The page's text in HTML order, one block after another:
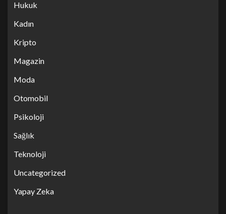
Hukuk
Kadın
Kripto
Magazin
Moda
Otomobil
Psikoloji
Sağlık
Teknoloji
Uncategorized
Yapay Zeka